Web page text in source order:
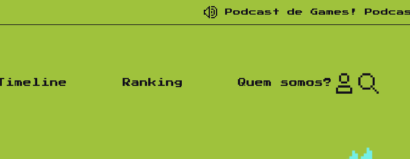
Podcast de Games! Podcast
Timeline Ranking Quem somos?